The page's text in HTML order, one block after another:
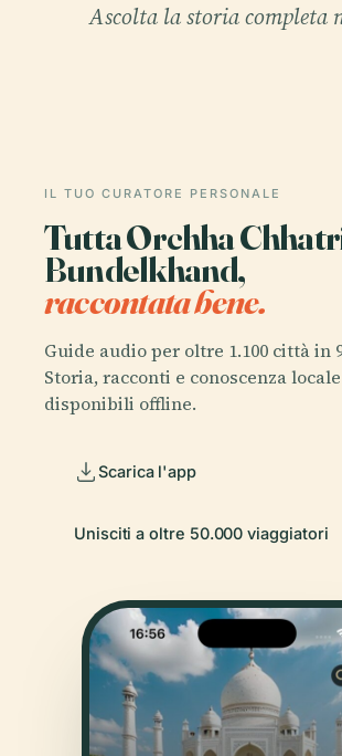
Ascolta la storia completa
IL TUO CURATORE PERSONALE
Tutta Orchha
Bundelkhand,
raccontata bene.
Guide audio per oltre 1.100 città in
Storia, racconti e conoscenza
disponibili offline.
Scarica l'app
Unisciti a oltre 50.000 viaggiatori